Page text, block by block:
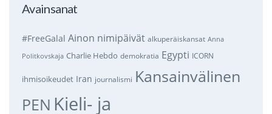
Avainsanat
#FreeGalal Ainon nimipäivät alkuperäiskansat Anna
Politkovskaja Charlie Hebdo demokratia Egypti ICORN
ihmisoikeudet Iran journalismi Kansainvälinen
PEN Kieli- ja